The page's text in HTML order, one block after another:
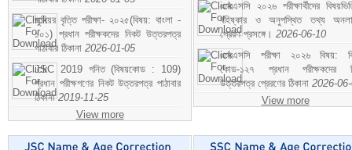
জুনিয়র বৃত্তি পরীক্ষা- ২০২৫(বিষয়: বাংলা -
১০১) প্রধান পরীক্ষকদের নিকট উত্তরপত্র
পাঠাবার ঠিকানা 2026-01-05
JSC 2019 গনিত (বিষয়কোড : 109)
প্রধান পরীক্ষগণের নিকট উত্তরপত্র পাঠাবার
ঠিকানা2019-11-25
View more
এসএসসি ২০২৬ পরীক্ষার্থীদের
বহিষ্কার ও অনুপস্থিত তথ্য
প্রেরণ প্রসঙ্গে। 2026-06-10
এসএসসি পরীক্ষা ২০২৬ বিষয়:
কোড-১২৭ প্রধান পরীক্ষকদের
উত্তরপত্র প্রেরণের ঠিকানা 2026-
View more